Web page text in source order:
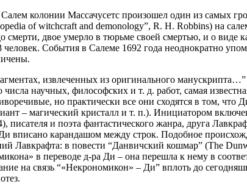
колонии Массачусетс произошел один из самых
of witchcraft and demonology”, R. H. Robbins) на
смерти, двое умерло в тюрьме своей смертью, и о виде
События в Салеме 1692 года неоднократно
извлеченных из оригинального
научных, философских и т. д. работ, самая
но практически все они сходятся в том, что
– магический кристалл и т. п.). Инициатором
и поэта фантастического жанра, друга
вписано карандашом между строк. Подобное
Лавкрафта: в повести “Данвичский кошмар” (The
в переводе д-ра Ди – она перешла к нему в
на связь “«Некрономикон» – Ди” вплоть до